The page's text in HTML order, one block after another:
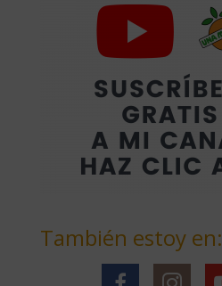
También estoy en: